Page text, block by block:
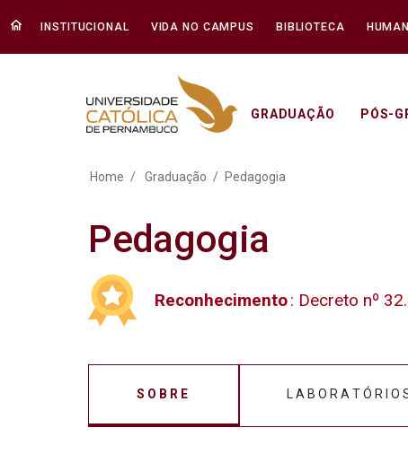
INSTITUCIONAL VIDA NO CAMPUS BIBLIOTECA
GRADUAÇÃO PÓS-
Pedagogia - Unicap
Home Graduação Pedagogia
Pedagogia
Reconhecimento: Decreto nº
SOBRE